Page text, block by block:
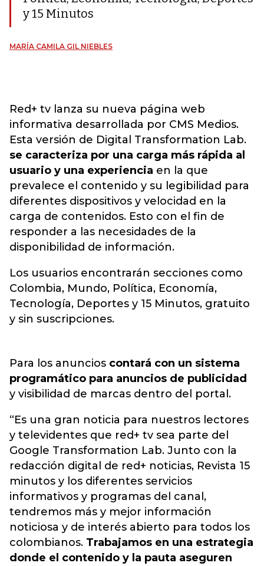
y 15 Minutos
MARÍA CAMILA GIL NIEBLES
Red+ tv lanza su nueva página web
informativa desarrollada por CMS Medios.
Esta versión de Digital Transformation Lab.
se caracteriza por una carga más rápida al
usuario y una experiencia en la que
prevalece el contenido y su legibilidad para
diferentes dispositivos y velocidad en la
carga de contenidos. Esto con el fin de
responder a las necesidades de la
disponibilidad de información.
Los usuarios encontrarán secciones como
Colombia, Mundo, Política, Economía,
Tecnología, Deportes y 15 Minutos, gratuito
y sin suscripciones.
Para los anuncios contará con un sistema
programático para anuncios de publicidad
y visibilidad de marcas dentro del portal.
“Es una gran noticia para nuestros lectores
y televidentes que red+ tv sea parte del
Google Transformation Lab. Junto con la
redacción digital de red+ noticias, Revista 15
minutos y los diferentes servicios
informativos y programas del canal,
tendremos más y mejor información
noticiosa y de interés abierto para todos los
colombianos. Trabajamos en una estrategia
donde el contenido y la pauta aseguren